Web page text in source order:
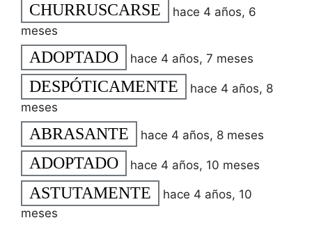
CHURRUSCARSE
hace 4 años, 6
meses
ADOPTADO hace 4 años, 7 meses
DESPÓTICAMENTE
hace 4 años, 8
meses
ABRASANTE hace 4 años, 8 meses
ADOPTADO hace 4 años, 10 meses
ASTUTAMENTE
hace 4 años, 10
meses